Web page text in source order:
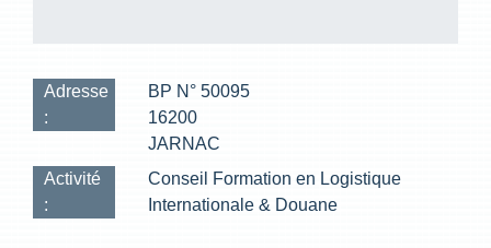
Adresse
:
BP N° 50095
16200
JARNAC
Activité
:
Conseil Formation en Logistique
Internationale & Douane